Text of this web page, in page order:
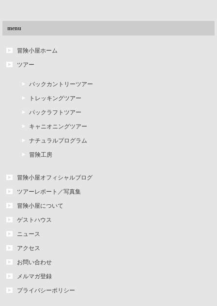
menu
冒険小屋ホーム
ツアー
バックカントリーツアー
トレッキングツアー
パックラフトツアー
キャニオニングツアー
ナチュラルプログラム
冒険工房
冒険小屋オフィシャルブログ
ツアーレポート／写真集
冒険小屋について
ゲストハウス
ニュース
アクセス
お問い合わせ
メルマガ登録
プライバシーポリシー